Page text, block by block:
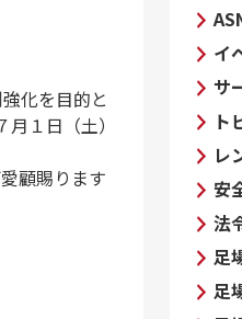
化を目的と
１日（土）
顧賜ります
イ
サ
ト
レ
安
法
足
足